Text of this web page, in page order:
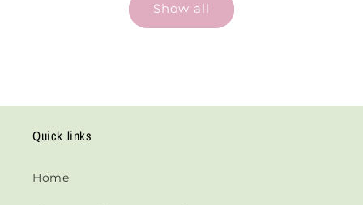
Show all
Quick links
Home